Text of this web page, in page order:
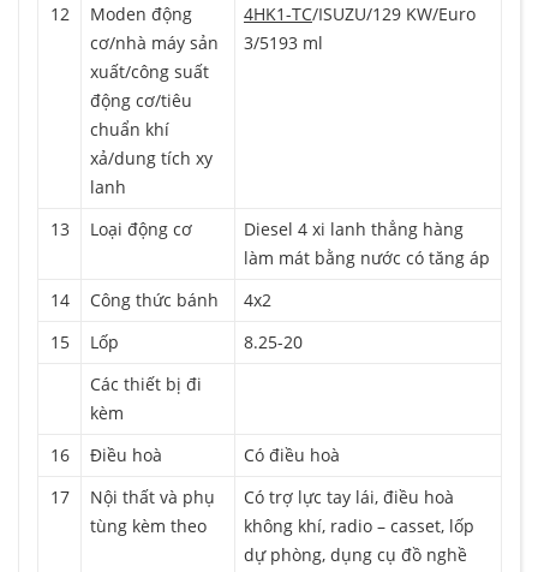
12
Moden động
cơ/nhà máy sản
xuất/công suất
động cơ/tiêu
chuẩn khí
xả/dung tích xy
lanh
4HK1-TC/ISUZU/129 KW/Euro
3/5193 ml
13 Loại động cơ
Diesel 4 xi lanh thẳng hàng
làm mát bằng nước có tăng áp
14
Công thức bánh
4x2
15
Lốp
8.25-20
Các thiết bị đi
kèm
16
Điều hoà
Có điều hoà
17
Nội thất và phụ
tùng kèm theo
Có trợ lực tay lái, điều hoà
không khí, radio – casset, lốp
dự phòng, dụng cụ đồ nghề